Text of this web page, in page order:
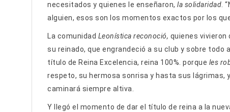
necesitados y quienes le enseñaron, la solidaridad.
alguien, esos son los momentos exactos por los
La comunidad Leonística reconoció, quienes vivieron
su reinado, que engrandeció a su club y sobre todo
título de Reina Excelencia, reina 100%. porque les
respeto, su hermosa sonrisa y hasta sus lágrimas,
caminará siempre altiva.
Y llegó el momento de dar el título de reina a la